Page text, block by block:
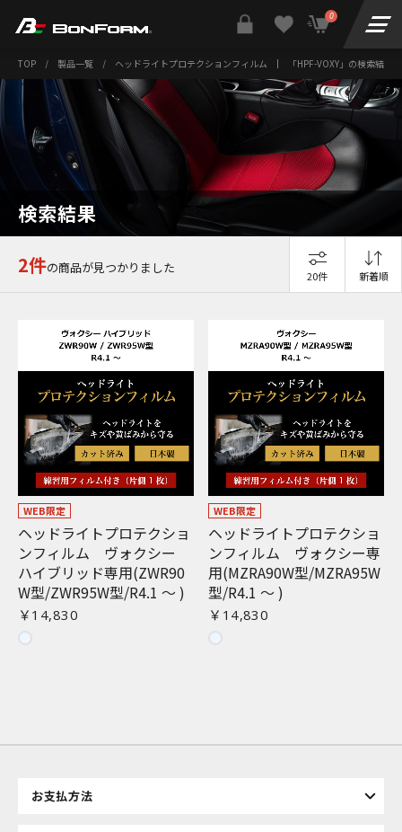
0
TOP / 製品一覧 / ヘッドライトプロテクションフィルム | 「HPF-VOXY」の検索結果
検索結果
2件の商品が見つかりました
20件 新着順
WEB限定
ヘッドライトプロテクショ
ンフィルム ヴォクシー
ハイブリッド専用(ZWR90
W型/ZWR95W型/R4.1 〜 )
￥14,830
WEB限定
ヘッドライトプロテクショ
ンフィルム ヴォクシー専
用(MZRA90W型/MZRA95W
型/R4.1 〜 )
￥14,830
お買い物を続ける カートへ進む
お支払方法